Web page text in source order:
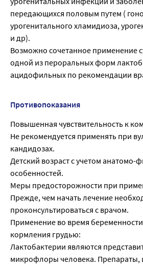
передающихся половым путем (
урогенитального хламидиоза,
и др).
Возможно сочетанное применение
одной из пероральных форм
ацидофильных по рекомендации
Противопоказания
Повышенная чувствительность к
Не рекомендуется применять при
кандидозах.
Детский возраст с учетом анатомо-
особенностей.
Меры предосторожности при
Прежде, чем начать лечение
проконсультироваться с врачом.
Применение во время
кормления грудью:
Лактобактерии являются
микрофлоры человека. Препараты,